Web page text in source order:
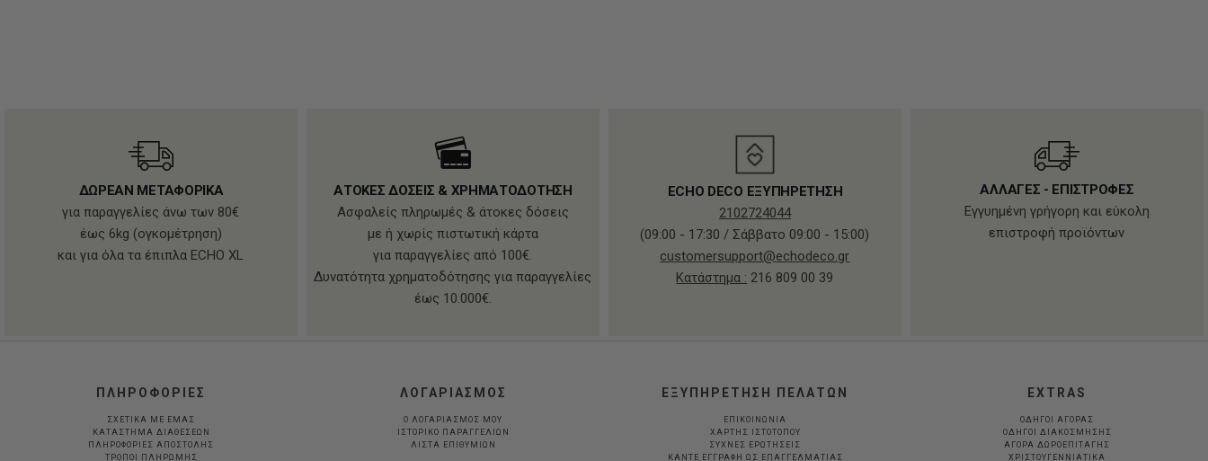
ΔΩΡΕΑΝ ΜΕΤΑΦΟΡΙΚΑ
για παραγγελίες άνω των 80€
έως 6kg (ογκομέτρηση)
και για όλα τα έπιπλα ECHO XL
ΑΤΟΚΕΣ ΔΟΣΕΙΣ & ΧΡΗΜΑΤΟΔΟΤΗΣΗ
Ασφαλείς πληρωμές & άτοκες δόσεις
με ή χωρίς πιστωτική κάρτα
για παραγγελίες από 100€.
Δυνατότητα χρηματοδότησης για παραγγελίες
έως 10.000€.
ECHO DECO ΕΞΥΠΗΡΕΤΗΣΗ
2102724044
(09:00 - 17:30 / Σάββατο 09:00 - 15:00)
customersupport@echodeco.gr
Κατάστημα : 216 809 00 39
ΑΛΛΑΓΕΣ - ΕΠΙΣΤΡΟΦΕΣ
Εγγυημένη γρήγορη και εύκολη
επιστροφή προϊόντων
ΠΛΗΡΟΦΟΡΙΕΣ
ΣΧΕΤΙΚΑ ΜΕ ΕΜΑΣ
ΚΑΤΑΣΤΗΜΑ ΔΙΑΘΕΣΕΩΝ
ΠΛΗΡΟΦΟΡΙΕΣ ΑΠΟΣΤΟΛΗΣ
ΤΡΟΠΟΙ ΠΛΗΡΩΜΗΣ
ΛΟΓΑΡΙΑΣΜΟΣ
Ο ΛΟΓΑΡΙΑΣΜΟΣ ΜΟΥ
ΙΣΤΟΡΙΚΟ ΠΑΡΑΓΓΕΛΙΩΝ
ΛΙΣΤΑ ΕΠΙΘΥΜΙΩΝ
ΕΞΥΠΗΡΕΤΗΣΗ ΠΕΛΑΤΩΝ
ΕΠΙΚΟΙΝΩΝΙΑ
ΧΑΡΤΗΣ ΙΣΤΟΤΟΠΟΥ
ΣΥΧΝΕΣ ΕΡΩΤΗΣΕΙΣ
ΚΆΝΤΕ ΕΓΓΡΑΦΉ ΩΣ ΕΠΑΓΓΕΛΜΑΤΊΑΣ
EXTRAS
ΟΔΗΓΟΙ ΑΓΟΡΑΣ
ΟΔΗΓΟΙ ΔΙΑΚΟΣΜΗΣΗΣ
ΑΓΟΡΑ ΔΩΡΟΕΠΙΤΑΓΗΣ
ΧΡΙΣΤΟΥΓΕΝΝΙΑΤΙΚΑ